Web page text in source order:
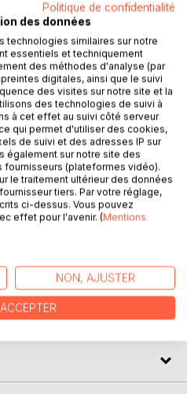
pour vous mettre à
amusant.
aussi pour écrire et
et avec les enfants!
dans ce livre permettent de
nécessaire à la mise en
en vous laissant guider par
Politique de confidentialité
des données
technologies similaires sur notre
essentiels et techniquement
des méthodes d'analyse (par
digitales, ainsi que le suivi
des visites sur notre site et la
des technologies de suivi à
à cet effet au suivi côté serveur
qui permet d'utiliser des cookies,
de suivi et des adresses IP sur
également sur notre site des
fournisseurs (plateformes vidéo).
le traitement ultérieur des données
tiers. Par votre réglage,
ci-dessus. Vous pouvez
effet pour l'avenir. (Mentions
NON, AJUSTER